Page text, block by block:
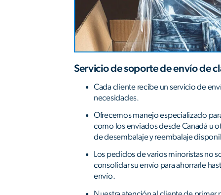
Servicio de soporte de envío de
Cada cliente recibe un servicio de
necesidades.
Ofrecemos manejo especializado
como los enviados desde Canadá u
de desembalaje y reembalaje
Los pedidos de varios minoristas no
consolidar su envío para ahorrarle
envío.